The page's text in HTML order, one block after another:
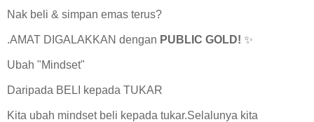
Nak beli & simpan emas terus?
.AMAT DIGALAKKAN dengan PUBLIC GOLD! ✨
Ubah "Mindset"
Daripada BELI kepada TUKAR
Kita ubah mindset beli kepada tukar.Selalunya kita